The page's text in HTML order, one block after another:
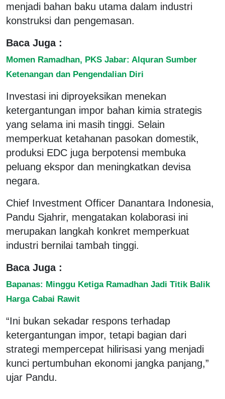
menjadi bahan baku utama dalam industri
konstruksi dan pengemasan.
Baca Juga :
Momen Ramadhan, PKS Jabar: Alquran Sumber
Ketenangan dan Pengendalian Diri
Investasi ini diproyeksikan menekan
ketergantungan impor bahan kimia strategis
yang selama ini masih tinggi. Selain
memperkuat ketahanan pasokan domestik,
produksi EDC juga berpotensi membuka
peluang ekspor dan meningkatkan devisa
negara.
Chief Investment Officer Danantara Indonesia,
Pandu Sjahrir, mengatakan kolaborasi ini
merupakan langkah konkret memperkuat
industri bernilai tambah tinggi.
Baca Juga :
Bapanas: Minggu Ketiga Ramadhan Jadi Titik Balik
Harga Cabai Rawit
“Ini bukan sekadar respons terhadap
ketergantungan impor, tetapi bagian dari
strategi mempercepat hilirisasi yang menjadi
kunci pertumbuhan ekonomi jangka panjang,”
ujar Pandu.